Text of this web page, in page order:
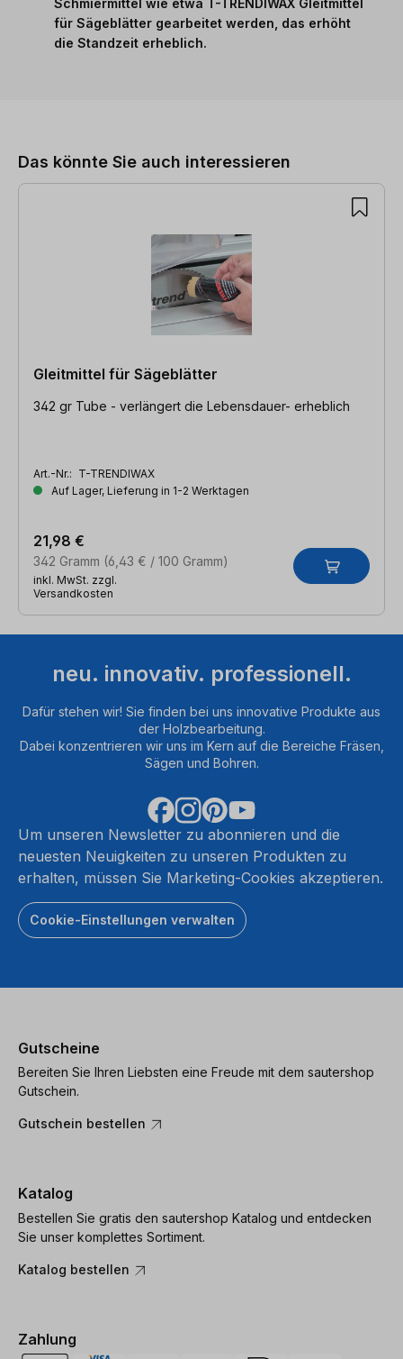
Schmiermittel wie etwa
T-TRENDIWAX Gleitmittel
für Sägeblätter gearbeitet werden, das erhöht
die Standzeit erheblich.
Das könnte Sie auch interessieren
Gleitmittel für Sägeblätter
342 gr Tube - verlängert die Lebensdauer- erheblich
Art.-Nr.: T-TRENDIWAX
Auf Lager, Lieferung in 1-2 Werktagen
342 Gramm (6,43 € / 100 Gramm)
21,98 €
inkl. MwSt. zzgl.
Versandkosten
neu. innovativ. professionell.
Dafür stehen wir! Sie finden bei uns innovative Produkte aus
der Holzbearbeitung.
Dabei konzentrieren wir uns im Kern auf die Bereiche Fräsen,
Sägen und Bohren.
Um unseren Newsletter zu abonnieren und die
neuesten Neuigkeiten zu unseren Produkten zu
erhalten, müssen Sie Marketing-Cookies akzeptieren.
Cookie-Einstellungen verwalten
Gutscheine
Bereiten Sie Ihren Liebsten eine Freude mit dem sautershop
Gutschein.
Gutschein bestellen
Katalog
Bestellen Sie gratis den sautershop Katalog und entdecken
Sie unser komplettes Sortiment.
Katalog bestellen
Zahlung